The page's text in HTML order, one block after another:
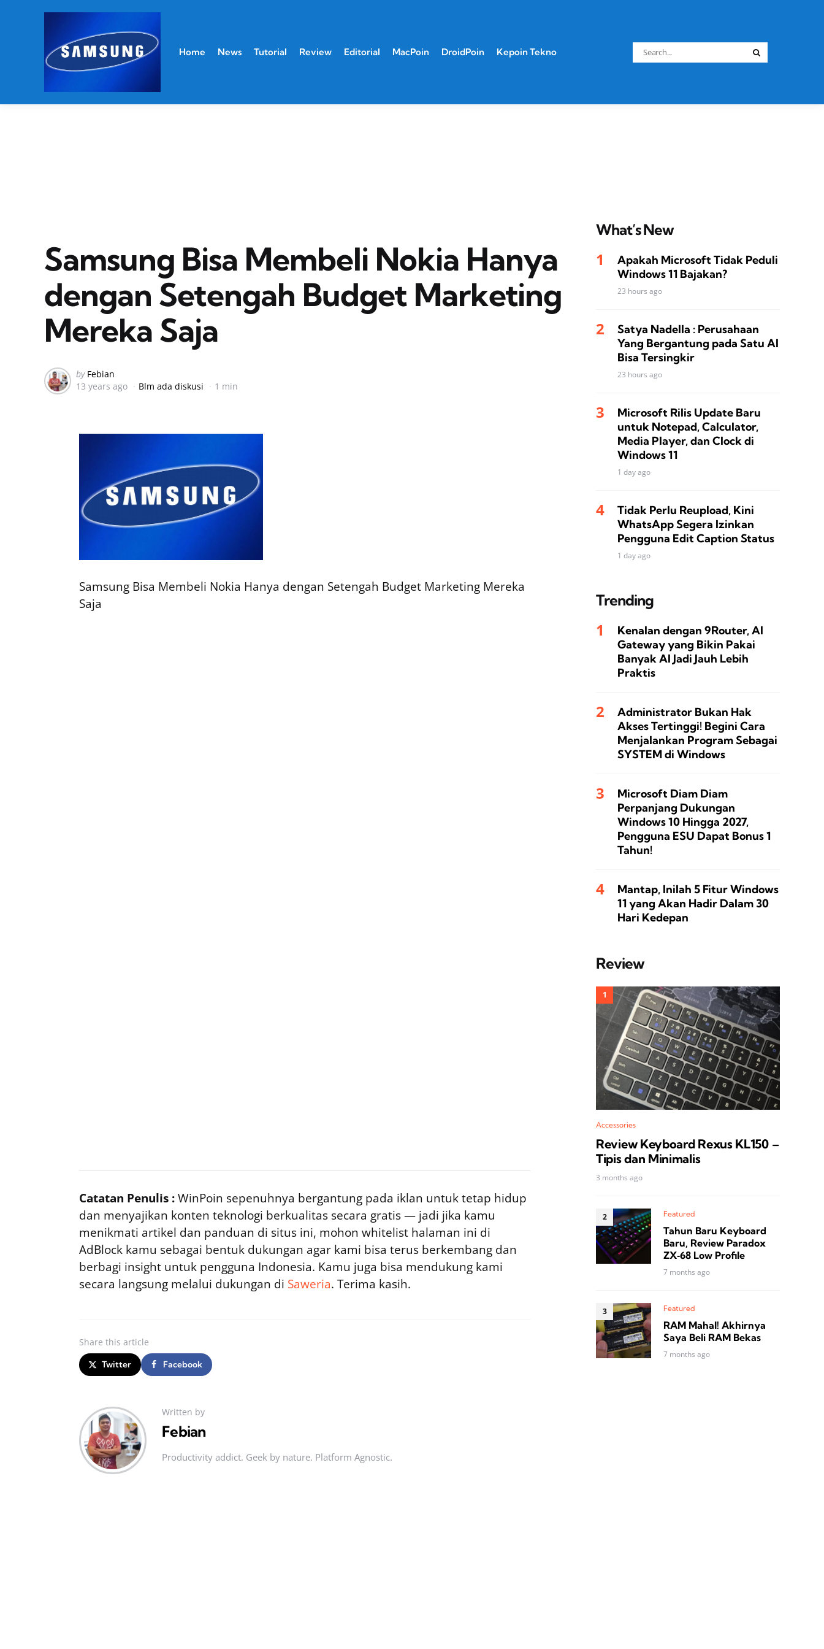
Home News Tutorial Review Editorial MacPoin DroidPoin Kepoin Tekno
Search
for:
Samsung Bisa Membeli Nokia Hanya
dengan Setengah Budget Marketing
Mereka Saja
Posted
by
by Febian
13 years ago
Blm ada diskusi 1 min
Samsung Bisa Membeli Nokia Hanya dengan Setengah Budget Marketing Mereka
Saja
Catatan Penulis :WinPoin sepenuhnya bergantung pada iklan untuk tetap hidup
dan menyajikan konten teknologi berkualitas secara gratis — jadi jika kamu
menikmati artikel dan panduan di situs ini, mohon whitelist halaman ini di
AdBlock kamu sebagai bentuk dukungan agar kami bisa terus berkembang dan
berbagi insight untuk pengguna Indonesia. Kamu juga bisa mendukung kami
secara langsung melalui dukungan di Saweria. Terima kasih.
Share this article
Twitter Facebook
Written by
Febian
Productivity addict. Geek by nature. Platform Agnostic.
What’s New
Apakah Microsoft Tidak Peduli
Windows 11 Bajakan?
23 hours ago
Satya Nadella : Perusahaan
Yang Bergantung pada Satu AI
Bisa Tersingkir
23 hours ago
Microsoft Rilis Update Baru
untuk Notepad, Calculator,
Media Player, dan Clock di
Windows 11
1 day ago
Tidak Perlu Reupload, Kini
WhatsApp Segera Izinkan
Pengguna Edit Caption Status
1 day ago
Trending
Kenalan dengan 9Router, AI
Gateway yang Bikin Pakai
Banyak AI Jadi Jauh Lebih
Praktis
Administrator Bukan Hak
Akses Tertinggi! Begini Cara
Menjalankan Program Sebagai
SYSTEM di Windows
Microsoft Diam Diam
Perpanjang Dukungan
Windows 10 Hingga 2027,
Pengguna ESU Dapat Bonus 1
Tahun!
Mantap, Inilah 5 Fitur Windows
11 yang Akan Hadir Dalam 30
Hari Kedepan
Review
Accessories
Review Keyboard Rexus KL150 –
Tipis dan Minimalis
3 months ago
Featured
Tahun Baru Keyboard
Baru, Review Paradox
ZX‑68 Low Profile
7 months ago
Featured
RAM Mahal! Akhirnya
Saya Beli RAM Bekas
7 months ago